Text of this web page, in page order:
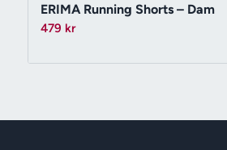
ERIMA Running Shorts – Dam
479 kr